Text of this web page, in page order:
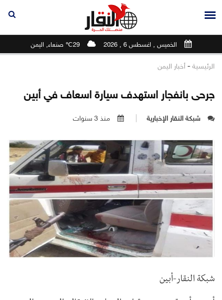
الخميس , اغسطس 6 , 2026 29℃ صنعاء, اليمن
الرئيسية - أخبار اليمن
جرحى بانفجار استهدف سيارة اسعاف في أبين
شبكة النقار الإخبارية منذ 3 سنوات
شبكة النقار-أبين